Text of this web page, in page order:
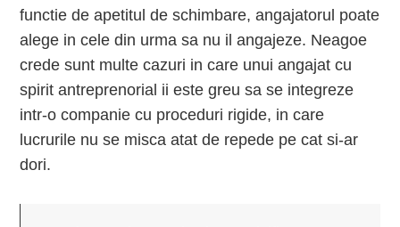
functie de apetitul de schimbare, angajatorul poate
alege in cele din urma sa nu il angajeze. Neagoe
crede sunt multe cazuri in care unui angajat cu
spirit antreprenorial ii este greu sa se integreze
intr-o companie cu proceduri rigide, in care
lucrurile nu se misca atat de repede pe cat si-ar
dori.